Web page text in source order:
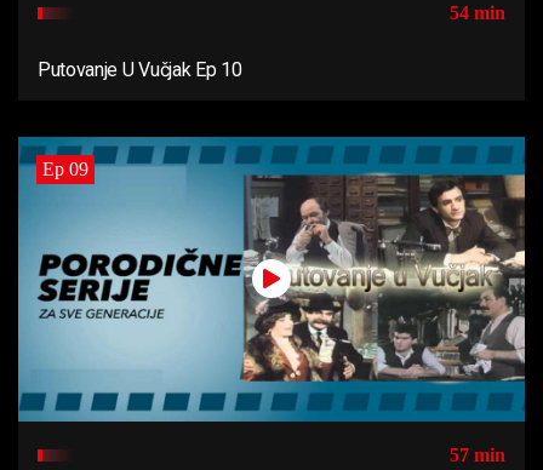
54 min
Putovanje U Vučjak Ep 10
Ep 09
57 min